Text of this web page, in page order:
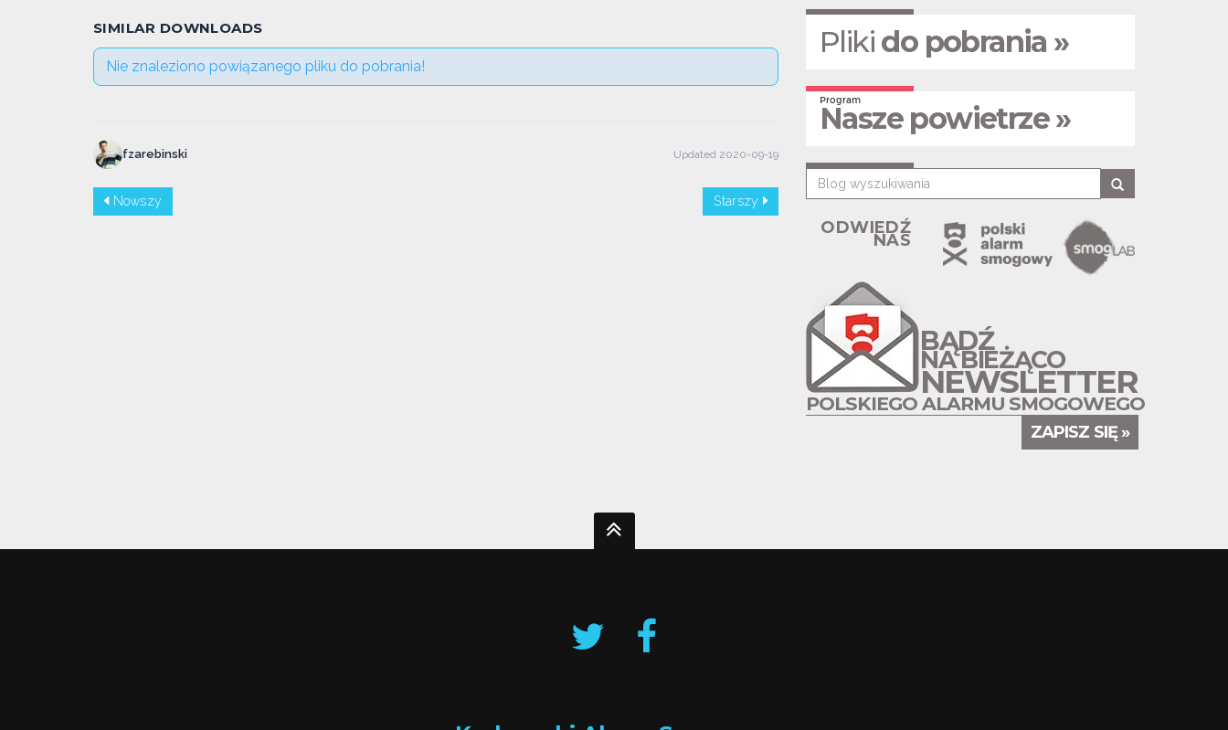
SIMILAR DOWNLOADS
Nie znaleziono powiązanego pliku do pobrania!
fzarebinski Updated 2020-09-19
Nowszy Starszy
Pliki do pobrania »
Program
Nasze powietrze »
ODWIEDŹ
NAS
BĄDŹ
NA BIEŻĄCO
NEWSLETTER
POLSKIEGO ALARMU SMOGOWEGO
ZAPISZ SIĘ »